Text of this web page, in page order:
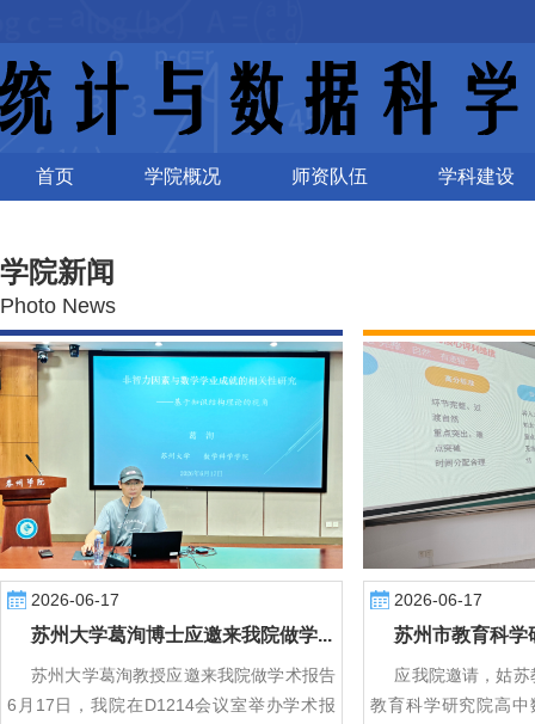
首页 学院概况 师资队伍 学科建设
学院新闻
Photo News
2026-06-17
苏州大学葛洵博士应邀来我院做学...
苏州大学葛洵教授应邀来我院做学术报告
6月17日，我院在D1214会议室举办学术报
2026-06-17
苏州市教育科学
应我院邀请，姑
教育科学研究院高